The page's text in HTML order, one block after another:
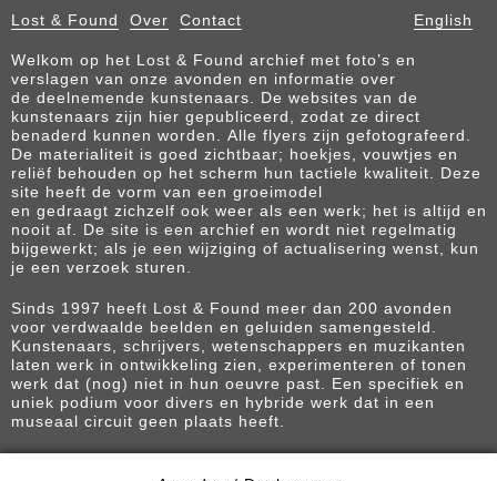
Lost & Found Over Contact English
Welkom op het Lost & Found archief met foto’s en
verslagen van onze avonden en informatie over
de deelnemende kunstenaars. De websites van de
kunstenaars zijn hier gepubliceerd, zodat ze direct
benaderd kunnen worden. Alle flyers zijn gefotografeerd.
De materialiteit is goed zichtbaar; hoekjes, vouwtjes en
reliëf behouden op het scherm hun tactiele kwaliteit. Deze
site heeft de vorm van een groeimodel
en gedraagt zichzelf ook weer als een werk; het is altijd en
nooit af. De site is een archief en wordt niet regelmatig
bijgewerkt; als je een wijziging of actualisering wenst, kun
je een verzoek sturen.
Sinds 1997 heeft Lost & Found meer dan 200 avonden
voor verdwaalde beelden en geluiden samengesteld.
Kunstenaars, schrijvers, wetenschappers en muzikanten
laten werk in ontwikkeling zien, experimenteren of tonen
werk dat (nog) niet in hun oeuvre past. Een specifiek en
uniek podium voor divers en hybride werk dat in een
museaal circuit geen plaats heeft.